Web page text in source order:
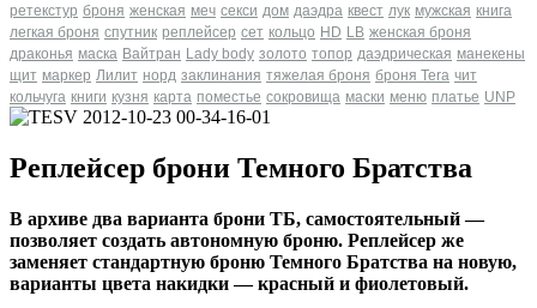
ретекстур броня женская меч секси дом даэдра квест лук мужская книга
легкая броня спутник реплейсер сет кольцо HD LB женская броня
драконья маска Вайтран Lady body золото топор даэдрическая манекены
щит маркер Лилит норд заклинания тяжелая броня броня Tera чит
кольчуга книги кузня карта поместье сокровища маски меню платье UNP
Реплейсер брони Темного Братства
В архиве два варианта брони ТБ, самостоятельный —
позволяет создать автономную броню. Реплейсер же
заменяет стандартную броню Темного Братства на новую,
варианты цвета накидки — красный и фиолетовый.